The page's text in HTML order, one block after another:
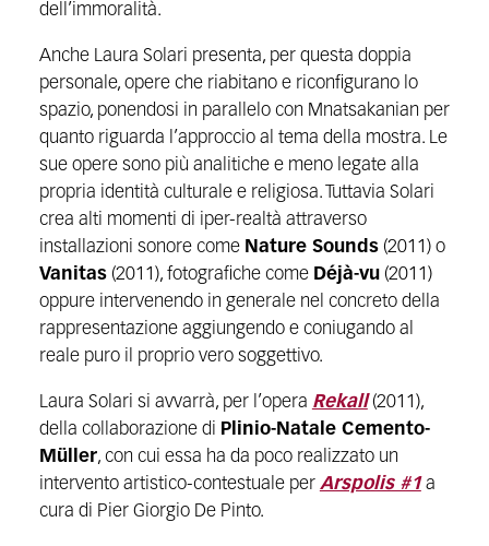
dell’immoralità.
Anche Laura Solari presenta, per questa doppia
personale, opere che riabitano e riconfigurano lo
spazio, ponendosi in parallelo con Mnatsakanian per
quanto riguarda l’approccio al tema della mostra. Le
sue opere sono più analitiche e meno legate alla
propria identità culturale e religiosa. Tuttavia Solari
crea alti momenti di iper-realtà attraverso
installazioni sonore come Nature Sounds(2011) o
Vanitas(2011), fotografiche come Déjà-vu(2011)
oppure intervenendo in generale nel concreto della
rappresentazione aggiungendo e coniugando al
reale puro il proprio vero soggettivo.
Laura Solari si avvarrà, per l’opera Rekall(2011),
della collaborazione di Plinio-Natale Cemento-
Müller, con cui essa ha da poco realizzato un
intervento artistico-contestuale per Arspolis #1a
cura di Pier Giorgio De Pinto.